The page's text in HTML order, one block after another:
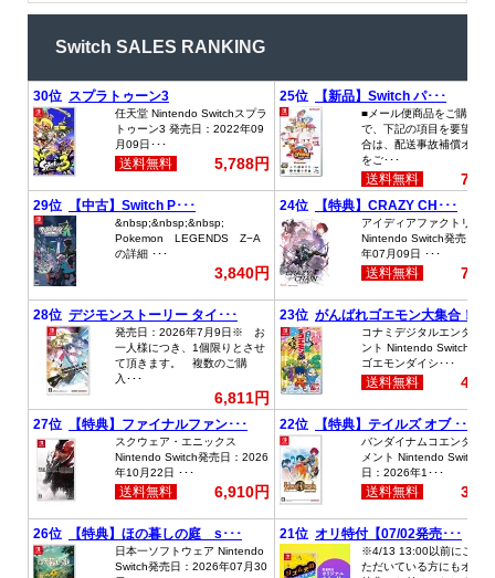
Switch SALES RANKING